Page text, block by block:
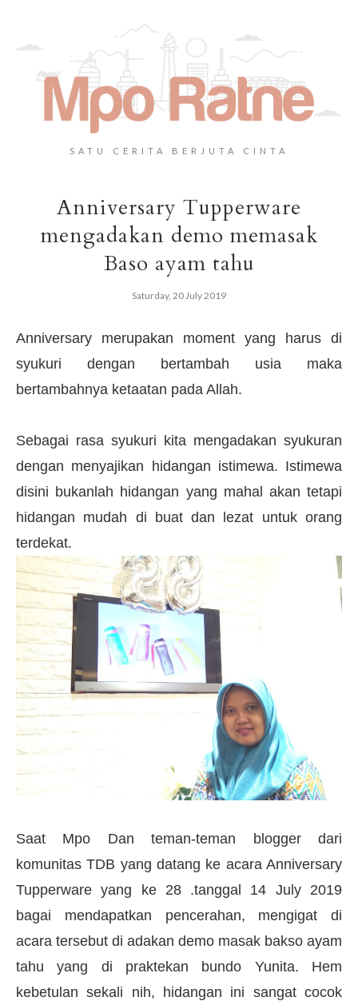
SATU CERITA BERJUTA CINTA
Anniversary Tupperware
mengadakan demo memasak
Baso ayam tahu
Saturday, 20 July 2019
Anniversary merupakan moment yang harus di
syukuri dengan bertambah usia maka
bertambahnya ketaatan pada Allah.
Sebagai rasa syukuri kita mengadakan syukuran
dengan menyajikan hidangan istimewa. Istimewa
disini bukanlah hidangan yang mahal akan tetapi
hidangan mudah di buat dan lezat untuk orang
terdekat.
Saat Mpo Dan teman-teman blogger dari
komunitas TDB yang datang ke acara Anniversary
Tupperware yang ke 28 .tanggal 14 July 2019
bagai mendapatkan pencerahan, mengigat di
acara tersebut di adakan demo masak bakso ayam
tahu yang di praktekan bundo Yunita. Hem
kebetulan sekali nih, hidangan ini sangat cocok